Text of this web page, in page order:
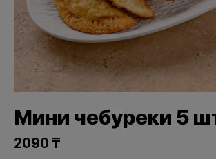
Мини чебуреки 5
2090 ₸